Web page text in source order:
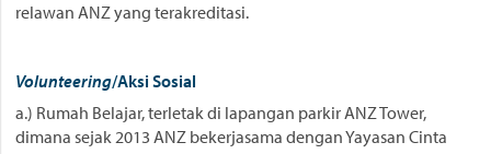
relawan ANZ yang terakreditasi.
Volunteering/Aksi Sosial
a.) Rumah Belajar, terletak di lapangan parkir ANZ Tower,
dimana sejak 2013 ANZ bekerjasama dengan Yayasan Cinta